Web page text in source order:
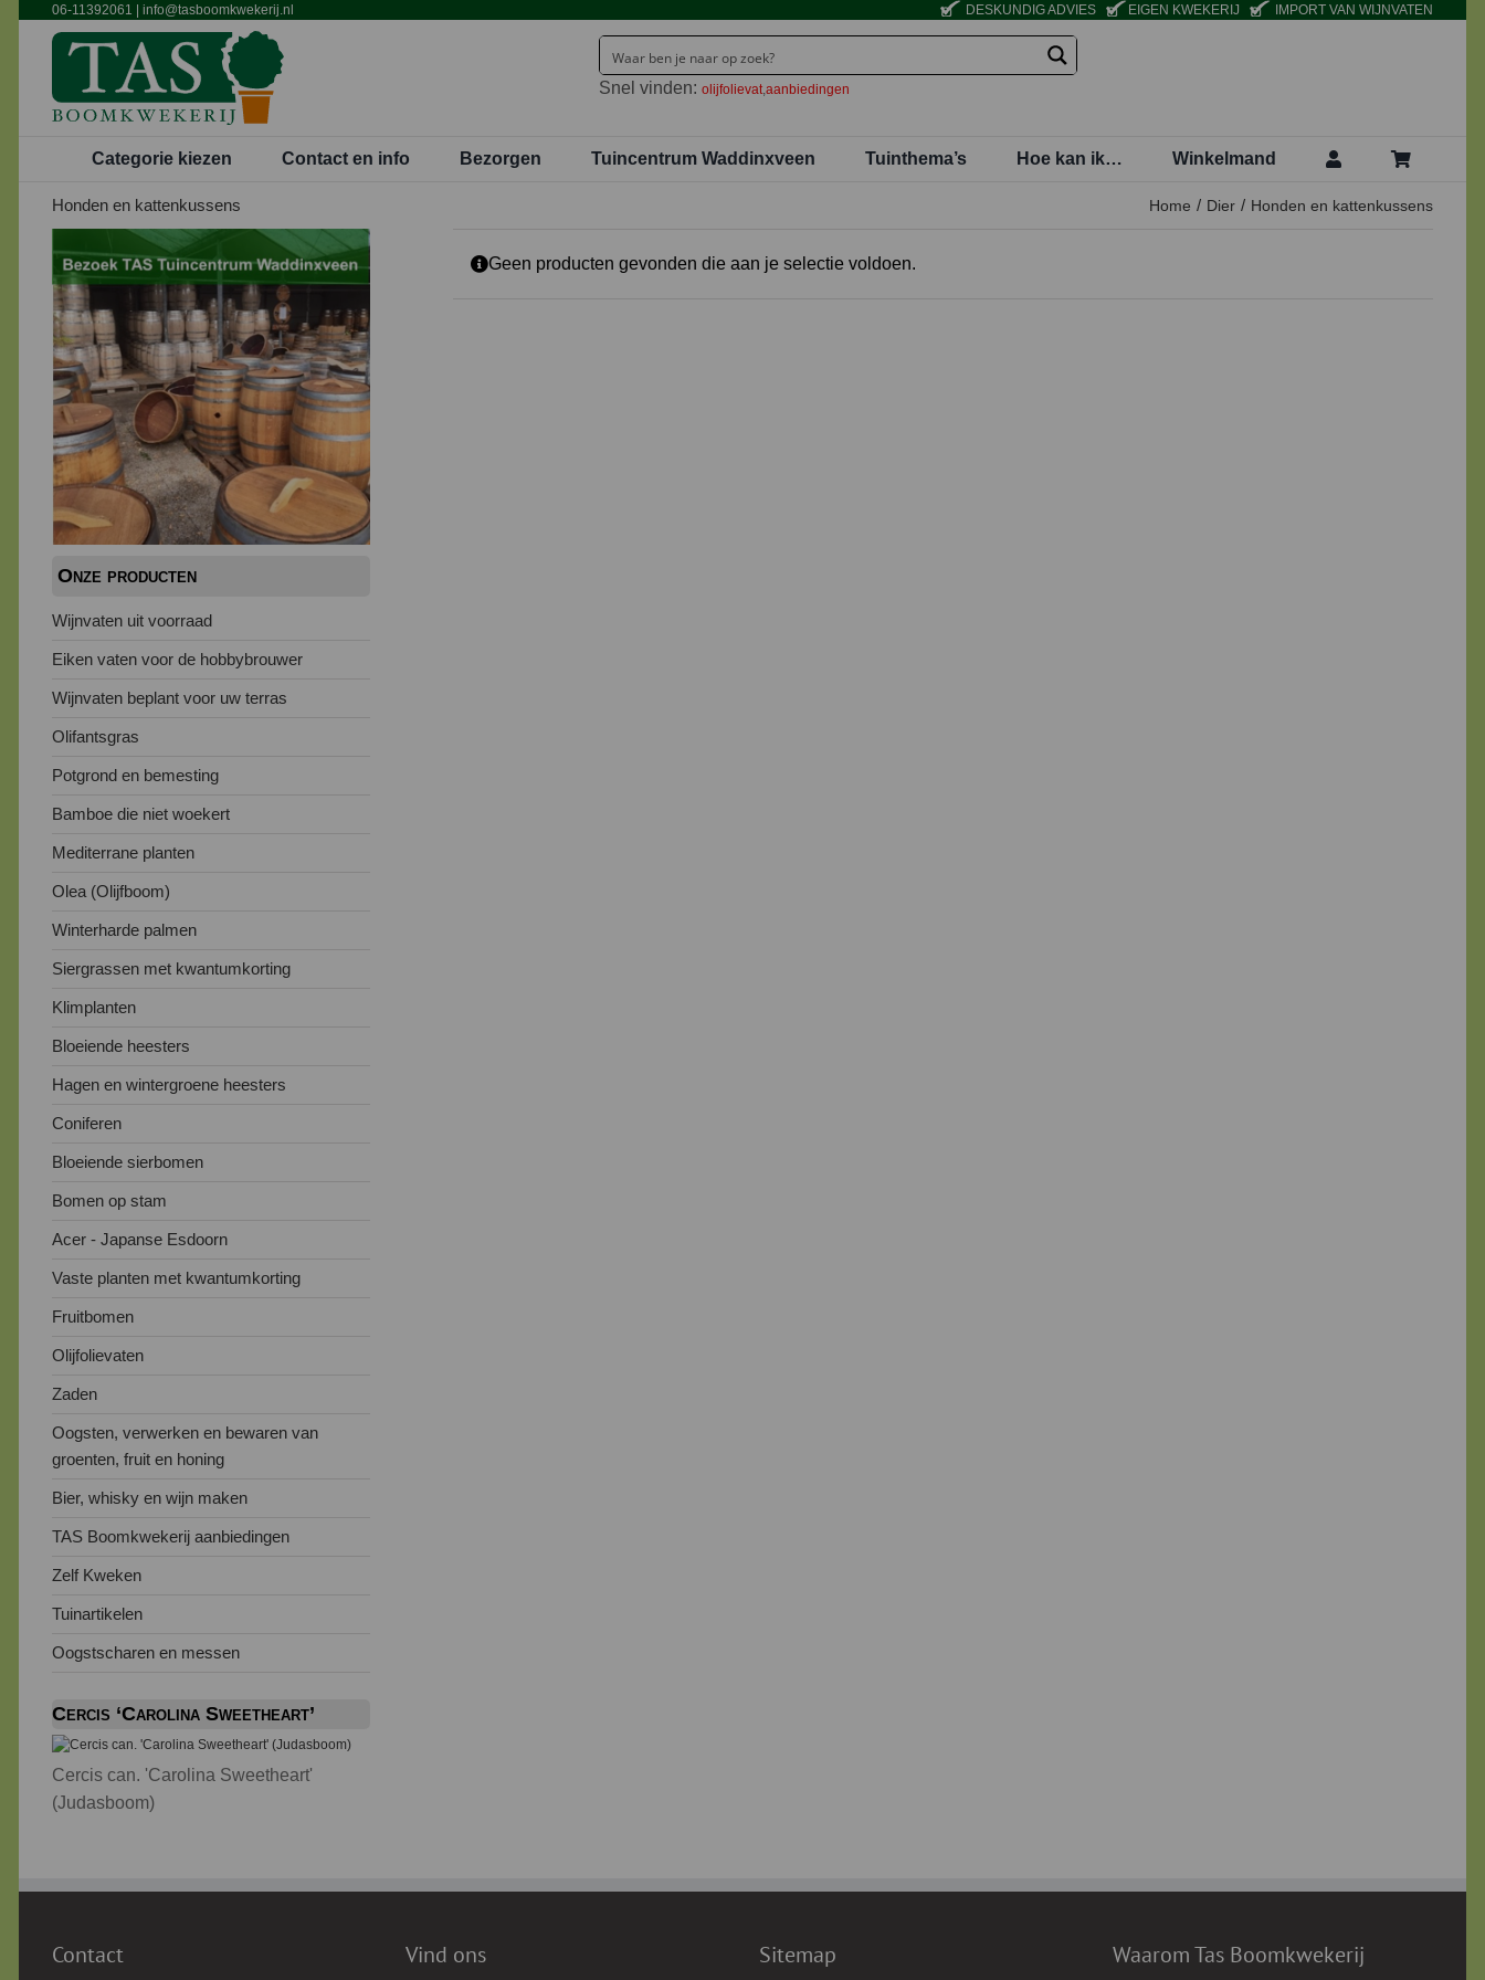
06-11392061 info@tasboomkwekerij.nl DESKUNDIG ADVIES EIGEN KWEKERIJ IMPORT VAN WIJNVATEN
Snel vinden: olijfolievat aanbiedingen
Categorie kiezen Contact en info Bezorgen Tuincentrum Waddinxveen Tuinthema’s Hoe kan ik… Winkelmand
Honden en kattenkussens Home Dier Honden en kattenkussens
Geen producten gevonden die aan je selectie voldoen.
Onze producten
Wijnvaten uit voorraad
Eiken vaten voor de hobbybrouwer
Wijnvaten beplant voor uw terras
Olifantsgras
Potgrond en bemesting
Bamboe die niet woekert
Mediterrane planten
Olea (Olijfboom)
Winterharde palmen
Siergrassen met kwantumkorting
Klimplanten
Bloeiende heesters
Hagen en wintergroene heesters
Coniferen
Bloeiende sierbomen
Bomen op stam
Acer - Japanse Esdoorn
Vaste planten met kwantumkorting
Fruitbomen
Olijfolievaten
Zaden
Oogsten, verwerken en bewaren van
groenten, fruit en honing
Bier, whisky en wijn maken
TAS Boomkwekerij aanbiedingen
Zelf Kweken
Tuinartikelen
Oogstscharen en messen
Cercis ‘Carolina Sweetheart’
Cercis can. 'Carolina Sweetheart'
(Judasboom)
Contact Vind ons Sitemap Waarom Tas Boomkwekerij